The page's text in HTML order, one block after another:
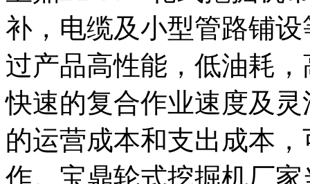
补，电缆及小型管路铺
过产品高性能，低油耗
快速的复合作业速度及
的运营成本和支出成本
作。宝鼎轮式挖掘机厂